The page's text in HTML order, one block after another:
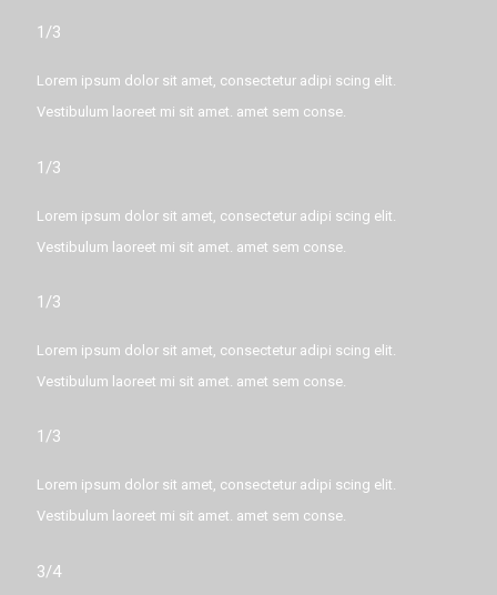
1/3
Lorem ipsum dolor sit amet, consectetur adipi scing elit.
Vestibulum laoreet mi sit amet. amet sem conse.
1/3
Lorem ipsum dolor sit amet, consectetur adipi scing elit.
Vestibulum laoreet mi sit amet. amet sem conse.
1/3
Lorem ipsum dolor sit amet, consectetur adipi scing elit.
Vestibulum laoreet mi sit amet. amet sem conse.
1/3
Lorem ipsum dolor sit amet, consectetur adipi scing elit.
Vestibulum laoreet mi sit amet. amet sem conse.
3/4